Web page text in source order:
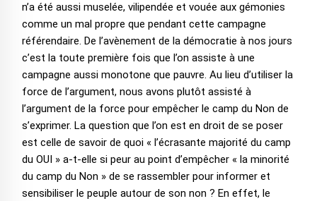
n’a été aussi muselée, vilipendée et vouée aux gémonies
comme un mal propre que pendant cette campagne
référendaire. De l’avènement de la démocratie à nos jours
c’est la toute première fois que l’on assiste à une
campagne aussi monotone que pauvre. Au lieu d’utiliser la
force de l’argument, nous avons plutôt assisté à
l’argument de la force pour empêcher le camp du Non de
s’exprimer. La question que l’on est en droit de se poser
est celle de savoir de quoi « l’écrasante majorité du camp
du OUI » a-t-elle si peur au point d’empêcher « la minorité
du camp du Non » de se rassembler pour informer et
sensibiliser le peuple autour de son non ? En effet, le